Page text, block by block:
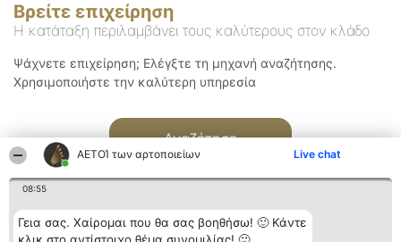
ΑΕΤΟΊ των αρτοποιείων Live chat
08:55
Γεια σας. Χαίρομαι που θα σας βοηθήσω! 🙂 Κάντε
Βρείτε επιχείρηση
Η κατάταξη περιλαμβάνει τους καλύτερους στον κλάδο
Ψάχνετε επιχείρηση; Ελέγξτε τη μηχανή αναζήτησης.
Χρησιμοποιήστε την καλύτερη υπηρεσία
Αναζήτηση